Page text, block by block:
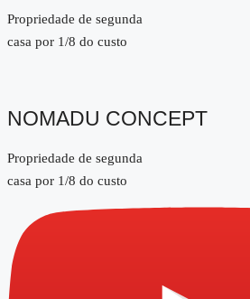
Propriedade de segunda
casa por 1/8 do custo
NOMADU CONCEPT
Propriedade de segunda
casa por 1/8 do custo